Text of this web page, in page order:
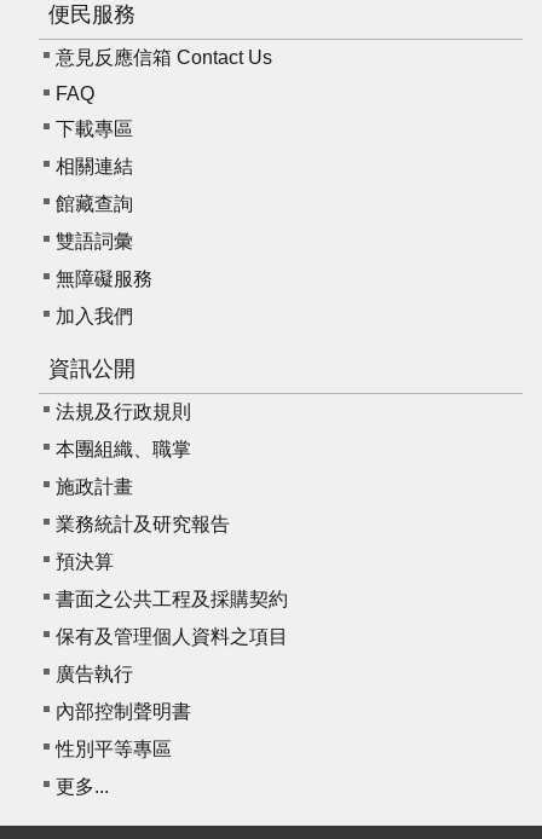
便民服務
意見反應信箱 Contact Us
FAQ
下載專區
相關連結
館藏查詢
雙語詞彙
無障礙服務
加入我們
資訊公開
法規及行政規則
本團組織、職掌
施政計畫
業務統計及研究報告
預決算
書面之公共工程及採購契約
保有及管理個人資料之項目
廣告執行
內部控制聲明書
性別平等專區
更多...